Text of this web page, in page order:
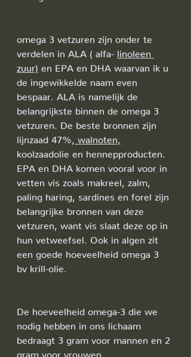
omega 3 vetzuren zijn onder te
verdelen in ALA ( alfa- linoleen
zuur)
en EPA en DHA waarvan ik u
de ingewikkelde naam even
bespaar. ALA is namelijk de
belangrijkste binnen de omega 3
vetzuren. De beste bronnen zijn
lijnzaad 47%,
walnoten,
koolzaadolie en hennepproducten.
EPA en DHA komen vooral voor in
vetten vis zoals makreel, zalm,
paling haring, sardines en forel zijn
belangrijke bronnen van deze
vetzuren, want vis slaat deze op in
hun vetweefsel. Ook in algen zit
een goede hoeveelheid omega 3
bv krill-olie.
De hoeveelheid omega-3 die we
nodig hebben in ons lichaam
bedraagt 3 gram voor mannen en 2
gram voor vrouwen.